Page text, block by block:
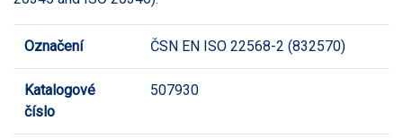
Označení ČSN EN ISO 22568-2 (832570)
Katalogové
číslo
507930